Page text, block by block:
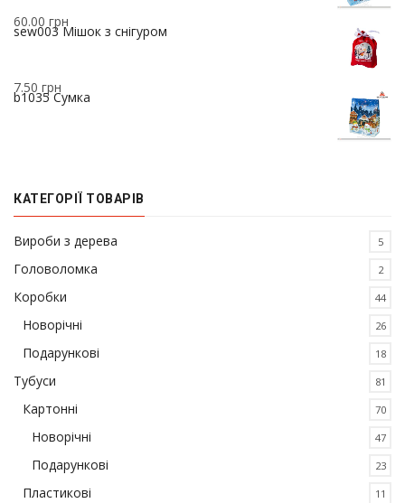
sew003 Мішок з снігуром
60.00 грн
b1035 Сумка
7.50 грн
КАТЕГОРІЇ ТОВАРІВ
Вироби з дерева 5
Головоломка 2
Коробки 44
Новорічні 26
Подарункові 18
Тубуси 81
Картонні 70
Новорічні 47
Подарункові 23
Пластикові 11